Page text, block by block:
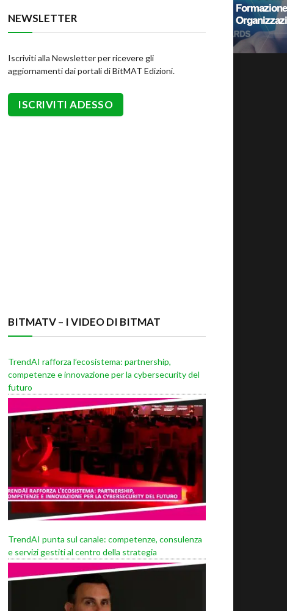
NEWSLETTER
Iscriviti alla Newsletter per ricevere gli
aggiornamenti dai portali di BitMAT Edizioni.
BITMATV – I VIDEO DI BITMAT
TrendAI rafforza l’ecosistema: partnership,
competenze e innovazione per la cybersecurity del
futuro
TrendAI punta sul canale: competenze, consulenza
e servizi gestiti al centro della strategia